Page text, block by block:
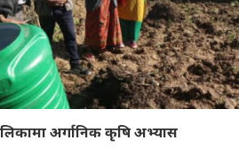
अर्गानिक कृषि अभ्यास